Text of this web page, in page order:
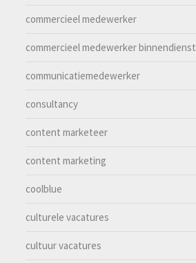
commercieel medewerker
commercieel medewerker binnendienst
communicatiemedewerker
consultancy
content marketeer
content marketing
coolblue
culturele vacatures
cultuur vacatures